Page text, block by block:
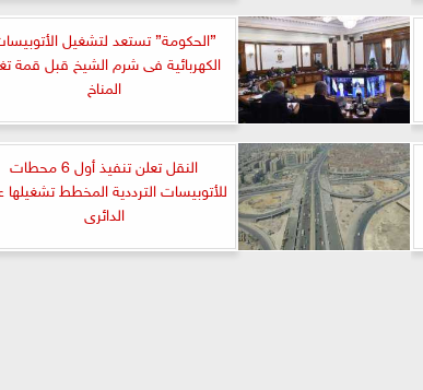
”الحكومة” تستعد لتشغيل
الكهربائية فى شرم الشيخ قبل قمة
المناخ
النقل تعلن تنفيذ أول 6 محطات
للأتوبيسات الترددية المخطط
الدائرى